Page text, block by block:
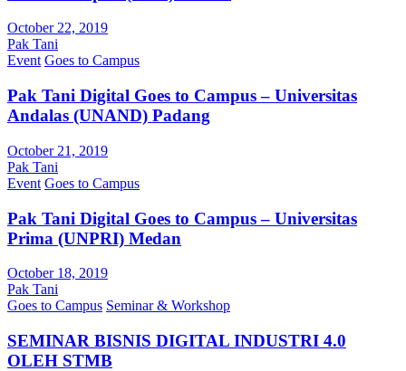
October 22, 2019
Pak Tani
Event Goes to Campus
Pak Tani Digital Goes to Campus – Universitas
Andalas (UNAND) Padang
October 21, 2019
Pak Tani
Event Goes to Campus
Pak Tani Digital Goes to Campus – Universitas
Prima (UNPRI) Medan
October 18, 2019
Pak Tani
Goes to Campus Seminar & Workshop
SEMINAR BISNIS DIGITAL INDUSTRI 4.0
OLEH STMB